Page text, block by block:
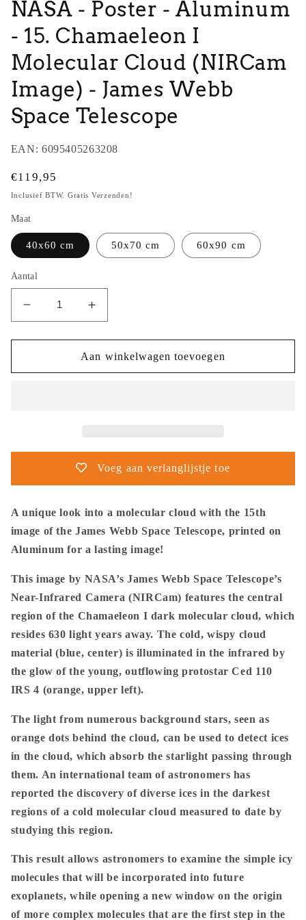
NASA - Poster - Aluminum
- 15. Chamaeleon I
Molecular Cloud (NIRCam
Image) - James Webb
Space Telescope
EAN: 6095405263208
Normale
prijs
€119,95
Inclusief BTW. Gratis Verzenden!
Maat
40x60 cm 50x70 cm 60x90 cm
Aantal
Aantal
verlagen
voor
-
Chamaeleon
Cloud
(NIRCam
Image)
-
Webb
Space
Telescope
Aantal
verhogen
voor
NASA
-
Chamaeleon
Cloud
Image)
-
Webb
Space
Telescope
Aan winkelwagen toevoegen
Voeg aan verlanglijstje toe
A unique look into a molecular cloud with the 15th
image of the James Webb Space Telescope, printed on
Aluminum for a lasting image!
This image by NASA’s James Webb Space Telescope’s
Near-Infrared Camera (NIRCam) features the central
region of the Chamaeleon I dark molecular cloud, which
resides 630 light years away. The cold, wispy cloud
material (blue, center) is illuminated in the infrared by
the glow of the young, outflowing protostar Ced 110
IRS 4 (orange, upper left).
The light from numerous background stars, seen as
orange dots behind the cloud, can be used to detect ices
in the cloud, which absorb the starlight passing through
them. An international team of astronomers has
reported the discovery of diverse ices in the darkest
regions of a cold molecular cloud measured to date by
studying this region.
This result allows astronomers to examine the simple icy
molecules that will be incorporated into future
exoplanets, while opening a new window on the origin
of more complex molecules that are the first step in the